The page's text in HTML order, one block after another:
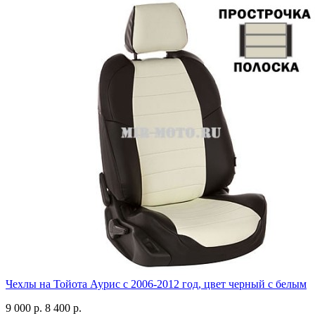
Чехлы на Тойота Аурис с 2006-2012 год, цвет черный с белым
9 000 р. 8 400 р.